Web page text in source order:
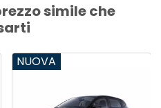
simile che
NUOVA